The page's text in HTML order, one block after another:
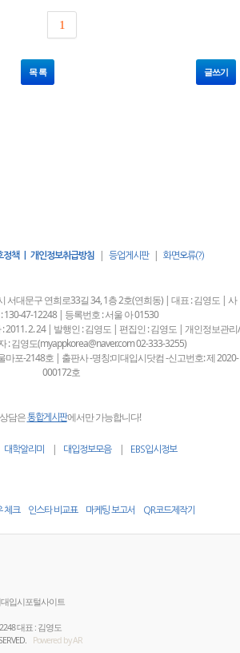
1
목 록 글쓰기
정책 | 개인정보취급방침| 등업게시판| 화면오류(?)
서대문구 연희로33길 34, 1층 2호(연희동) | 대표 : 김영도 | 사
130-47-12248 | 등록번호 : 서울 아 01530
2011. 2. 24 | 발행인 : 김영도 | 편집인 : 김영도 | 개인정보관리/
: 김영도(myappkorea@naver.com 02-333-3255)
마포-2148호 | 출판사 -명칭:미대입시닷컴 -신고번호: 제 2020-
000172호
담은통합게시판에서만 가능합니다!
대학알리미 | 대입정보모음| EBS입시정보
체크 인스타 비교표 마케팅 보고서 QR코드제작기
입시포털사이트
대표 : 김영도
Powered by AR